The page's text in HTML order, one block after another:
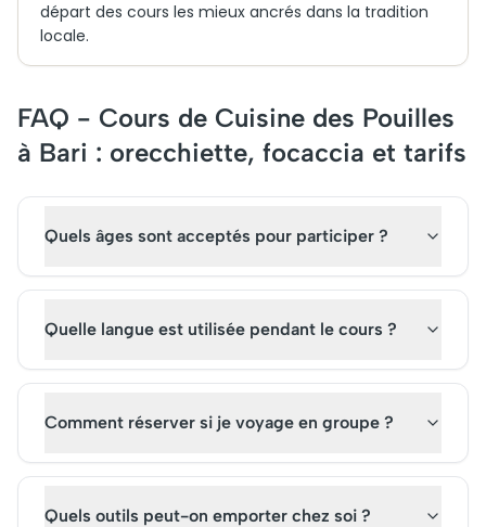
départ des cours les mieux ancrés dans la tradition
locale.
FAQ - Cours de Cuisine des Pouilles
à Bari : orecchiette, focaccia et tarifs
Quels âges sont acceptés pour participer ?
Quelle langue est utilisée pendant le cours ?
Comment réserver si je voyage en groupe ?
Quels outils peut-on emporter chez soi ?